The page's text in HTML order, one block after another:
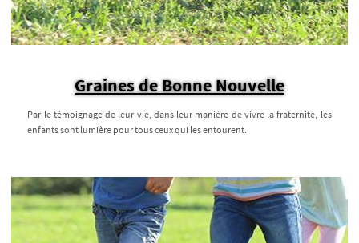
Graines de Bonne Nouvelle
Par le témoignage de leur vie, dans leur manière de vivre la fraternité, les
enfants sont lumière pour tous ceux qui les entourent.